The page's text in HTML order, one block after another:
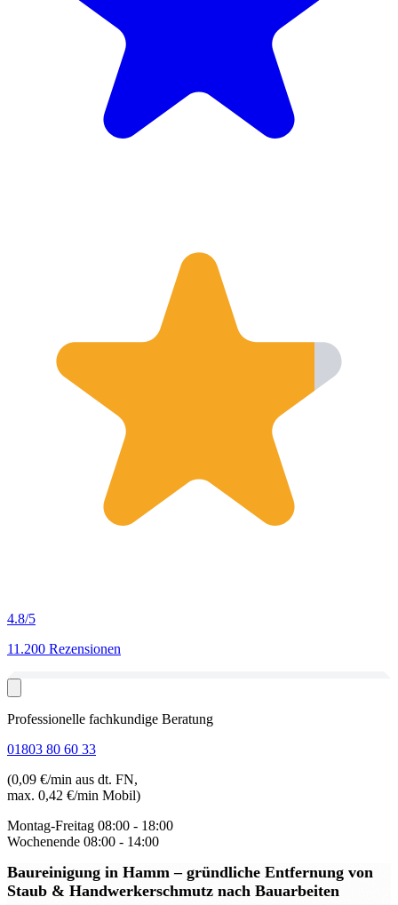
4.8/5
11.200 Rezensionen
Professionelle fachkundige Beratung
01803 80 60 33
(0,09 €/min aus dt. FN,
max. 0,42 €/min Mobil)
Montag-Freitag 08:00 - 18:00
Wochenende 08:00 - 14:00
Baureinigung in Hamm– gründliche Entfernung von
Staub & Handwerkerschmutz nach Bauarbeiten